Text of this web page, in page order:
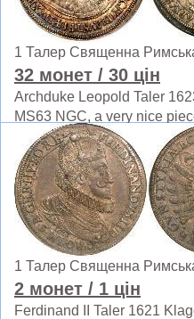
1 Талер Священна
32 монет / 30 цін
Archduke Leopold Taler
MS63 NGC, a very nice
1 Талер Священна
2 монет / 1 цін
Ferdinand II Taler 1621